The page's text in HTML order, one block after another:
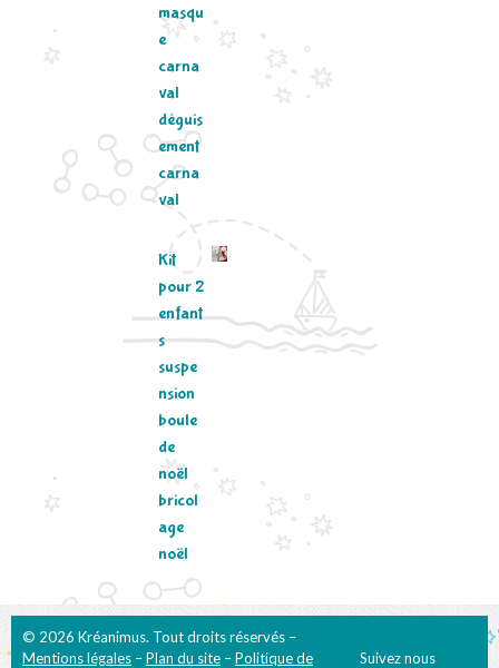
masqu
e
carna
val
déguis
ement
carna
val
Kit
pour 2
enfant
s
suspe
nsion
boule
de
noël
bricol
age
noël
© 2026 Kréanimus. Tout droits réservés –
Mentions légales –Plan du site –Politique de
Suivez nous